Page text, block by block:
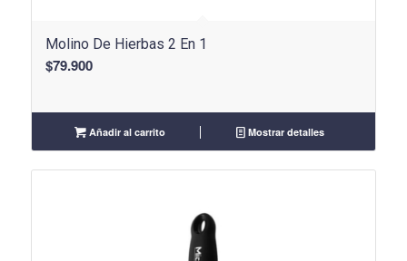
Molino De Hierbas 2 En 1
$79.900
Añadir al carrito Mostrar detalles